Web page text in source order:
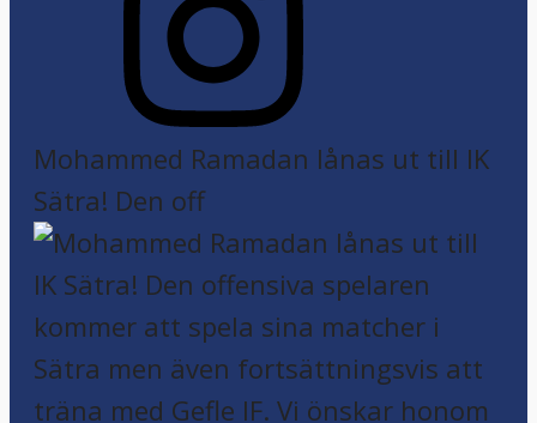
Mohammed Ramadan lånas ut till IK
Sätra! Den off